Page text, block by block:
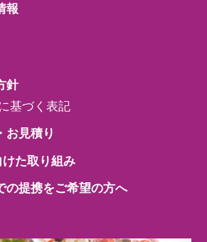
報
針
基づく表記
見積り
た取り組み
提携をご希望の方へ